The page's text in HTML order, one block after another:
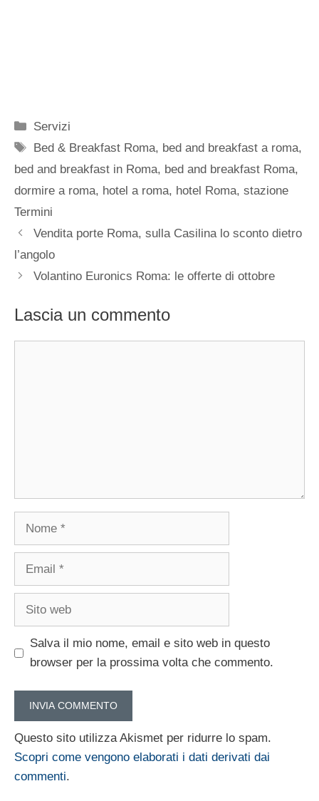
Categorie
Servizi
Tag
Bed & Breakfast Roma, bed and breakfast a roma,
bed and breakfast in Roma, bed and breakfast Roma,
dormire a roma, hotel a roma, hotel Roma, stazione
Termini
Vendita porte Roma, sulla Casilina lo sconto dietro
l’angolo
Volantino Euronics Roma: le offerte di ottobre
Lascia un commento
Nome
Email
Sito
Salva il mio nome, email e sito web in questo
browser per la prossima volta che commento.
Questo sito utilizza Akismet per ridurre lo spam.
Scopri come vengono elaborati i dati derivati dai
commenti.